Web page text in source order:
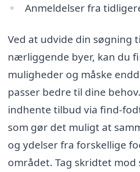
Anmeldelser fra
Ved at udvide din søgning
nærliggende byer, kan du
muligheder og måske
passer bedre til dine
indhente tilbud via find-
som gør det muligt at
og ydelser fra forskellige
området. Tag skridtet mod